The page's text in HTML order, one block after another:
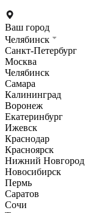
Ваш город
Челябинск
Санкт-Петербург
Москва
Челябинск
Самара
Калининград
Воронеж
Екатеринбург
Ижевск
Краснодар
Красноярск
Нижний Новгород
Новосибирск
Пермь
Саратов
Сочи